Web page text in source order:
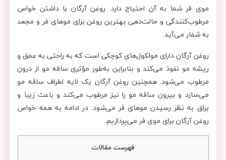
موی فر شما به آن احتیاج دارد. روغن آرگان با داشتن خواص
مرطوب‌کنندگی و حالت‌دهی بهترین روغن برای موهای فر و مجعد
به شمار می‌آید.
روغن آرگان دارای مولکول‌های کوچکی است که به راحتی به عمق و
ریشه مو نفوذ می‌کند و بنابراین به‌طور مؤثری ساقه مو از درون
مرطوب می‌شود. همچنین روغن آرگان یک لایه اطراف ساقه مو
می‌سازد و بیرون ساقه مو را نیز مرطوب می‌کند و باعث زیبا و
براق به نظر رسیدن موهای فر می‌شود. در ادامه به همه خواص
روغن آرگان برای موی فر می‌پردازیم.
فهرست مقالات